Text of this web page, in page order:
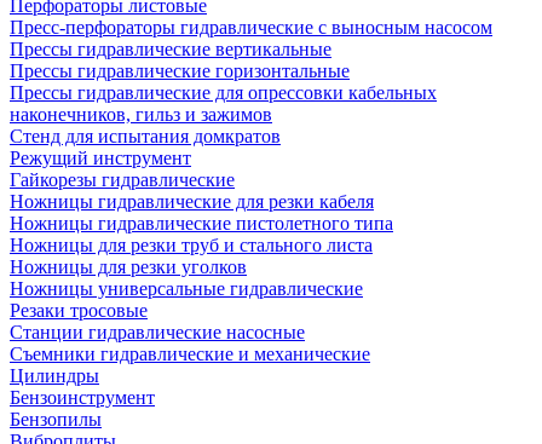
Перфораторы листовые
Пресс-перфораторы гидравлические с выносным насосом
Прессы гидравлические вертикальные
Прессы гидравлические горизонтальные
Прессы гидравлические для опрессовки кабельных
наконечников, гильз и зажимов
Стенд для испытания домкратов
Режущий инструмент
Гайкорезы гидравлические
Ножницы гидравлические для резки кабеля
Ножницы гидравлические пистолетного типа
Ножницы для резки труб и стального листа
Ножницы для резки уголков
Ножницы универсальные гидравлические
Резаки тросовые
Станции гидравлические насосные
Съемники гидравлические и механические
Цилиндры
Бензоинструмент
Бензопилы